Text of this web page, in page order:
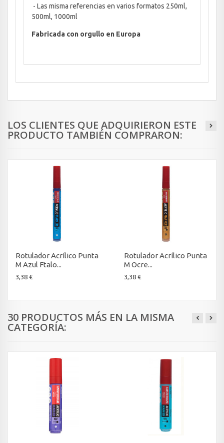
- Las misma referencias en varios formatos 250ml,
500ml, 1000ml
Fabricada con orgullo en Europa
LOS CLIENTES QUE ADQUIRIERON ESTE
PRODUCTO TAMBIÉN COMPRARON:
Rotulador Acrílico Punta
M Azul Ftalo...
3,38 €
Rotulador Acrílico Punta
M Ocre...
3,38 €
30 PRODUCTOS MÁS EN LA MISMA
CATEGORÍA: